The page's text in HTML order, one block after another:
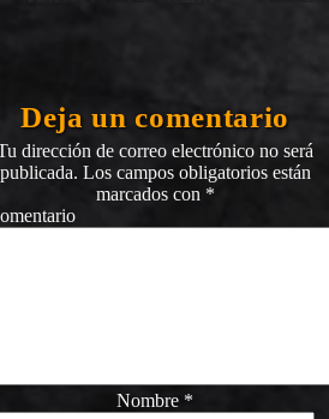
Deja un comentario
dirección de correo electrónico no será
publicada. Los campos obligatorios están
marcados con *
Nombre *